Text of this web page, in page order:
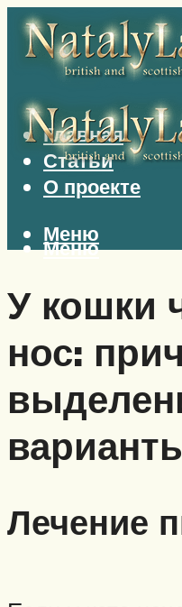
Главная
Статьи
О проекте
Меню
Меню
У кошки
нос:
Лечение